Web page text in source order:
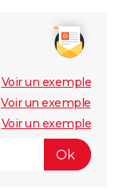
Voir un exemple
Voir un exemple
Voir un exemple